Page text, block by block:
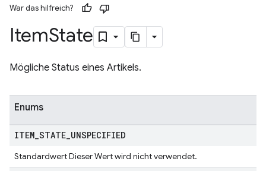
War das hilfreich?
ItemState
Mögliche Status eines Artikels.
Enums
ITEM STATE UNSPECIFIED
Standardwert Dieser Wert wird nicht verwendet.